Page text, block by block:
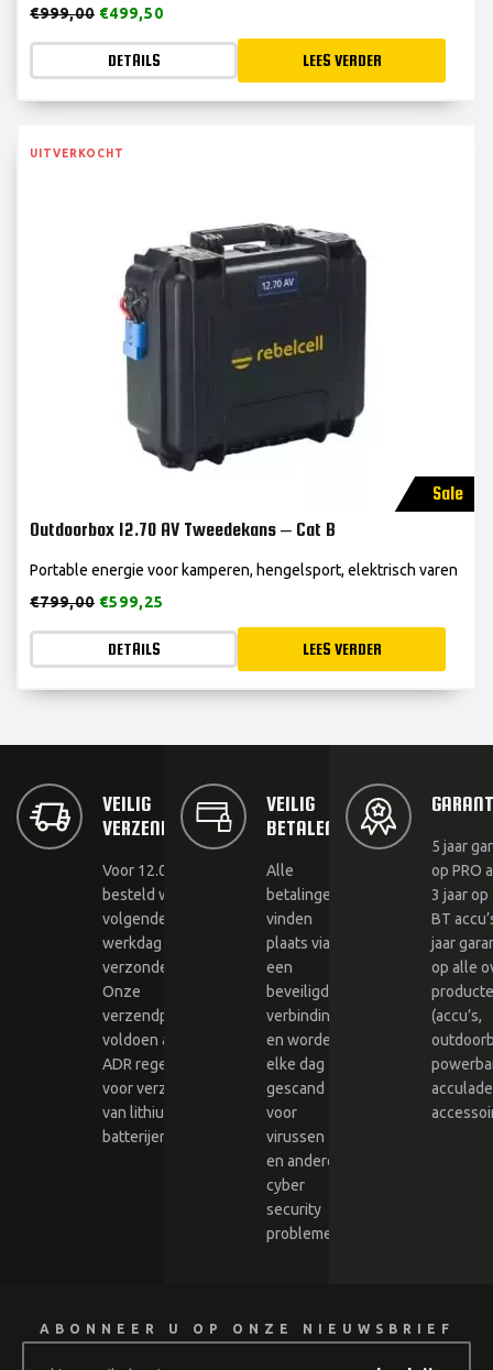
€999,00 €499,50
DETAILS LEES VERDER
UITVERKOCHT
Sale
Outdoorbox 12.70 AV Tweedekans – Cat B
Portable energie voor kamperen, hengelsport, elektrisch varen
€799,00 €599,25
DETAILS LEES VERDER
VEILIG
VERZENDEN
Voor 12.00 uur
besteld wordt
volgende
werkdag
verzonden.
Onze
verzendpartners
voldoen aan
ADR regelgeving
voor verzending
van lithium-ion
batterijen.
VEILIG
BETALEN
Alle
betalingen
vinden
plaats via
een
beveiligde
verbinding
en worden
elke dag
gescand
voor
virussen
en andere
cyber
security
problemen.
5 jaar
op PRO
3 jaar op
BT
jaar
op alle
(accu’s,
ABONNEER U OP ONZE NIEUWSBRIEF